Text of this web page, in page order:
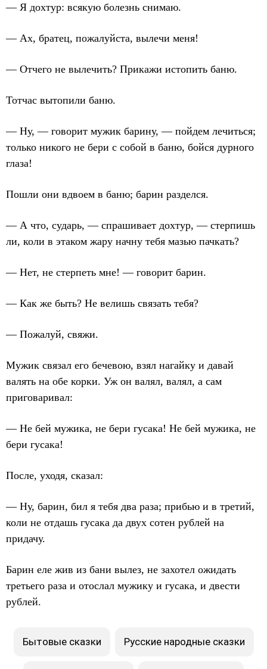
— Я дохтур: всякую болезнь снимаю.
— Ах, братец, пожалуйста, вылечи меня!
— Отчего не вылечить? Прикажи истопить баню.
Тотчас вытопили баню.
— Ну, — говорит мужик барину, — пойдем лечиться;
только никого не бери с собой в баню, бойся дурного
глаза!
Пошли они вдвоем в баню; барин разделся.
— А что, сударь, — спрашивает дохтур, — стерпишь
ли, коли в этаком жару начну тебя мазью пачкать?
— Нет, не стерпеть мне! — говорит барин.
— Как же быть? Не велишь связать тебя?
— Пожалуй, свяжи.
Мужик связал его бечевою, взял нагайку и давай
валять на обе корки. Уж он валял, валял, а сам
приговаривал:
— Не бей мужика, не бери гусака! Не бей мужика, не
бери гусака!
После, уходя, сказал:
— Ну, барин, бил я тебя два раза; прибью и в третий,
коли не отдашь гусака да двух сотен рублей на
придачу.
Барин еле жив из бани вылез, не захотел ожидать
третьего раза и отослал мужику и гусака, и двести
рублей.
Бытовые сказки Русские народные сказки